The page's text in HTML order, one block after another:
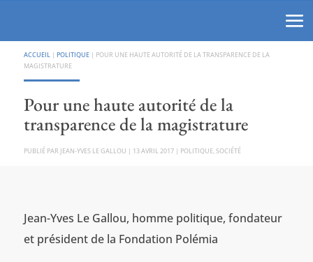
ACCUEIL | POLITIQUE| POUR UNE HAUTE AUTORITÉ DE LA TRANSPARENCE DE LA
MAGISTRATURE
Pour une haute autorité de la
transparence de la magistrature
PAR JEAN-YVES LE GALLOU | 13 AVRIL 2017| POLITIQUE, SOCIÉTÉ
Jean-Yves Le Gallou, homme politique, fondateur
et président de la Fondation Polémia